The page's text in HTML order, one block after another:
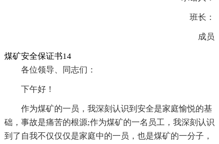
班长：
成员
煤矿安全保证书14
各位领导、同志们：
下午好！
作为煤矿的一员，我深刻认识到安全是家庭愉悦的基
础，事故是痛苦的根源;作为煤矿的一名员工，我深刻认识
到了自我不仅仅仅是家庭中的一员，也是煤矿的一分子，